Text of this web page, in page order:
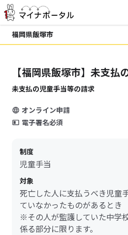
福岡県飯塚市
【福岡県飯塚市】未支払
未支払の児童手当等の請求
オンライン申請
電子署名必須
制度
児童手当
対象
死亡した人に支払うべき児童
ていなかったものがあるとき
※その人が監護していた中学
係る部分に限ります。